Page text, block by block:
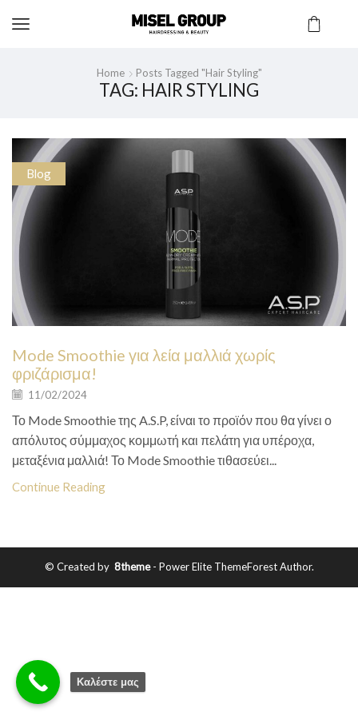
Home Posts Tagged "hair Styling"
TAG: HAIR STYLING
Blog
Mode Smoothie για λεία μαλλιά χωρίς
φριζάρισμα!
11/02/2024
Το Mode Smoothie της A.S.P, είναι το προϊόν που θα γίνει ο
απόλυτος σύμμαχος κομμωτή και πελάτη για υπέροχα,
μεταξένια μαλλιά! Το Mode Smoothie τιθασεύει...
Continue Reading
© Created by 8theme- Power Elite ThemeForest Author.
Καλέστε μας